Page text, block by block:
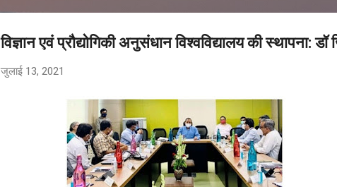
एवं प्रौद्योगिकी अनुसंधान विश्वविद्यालय की स्थापना: डॉ
जुलाई 13, 2021